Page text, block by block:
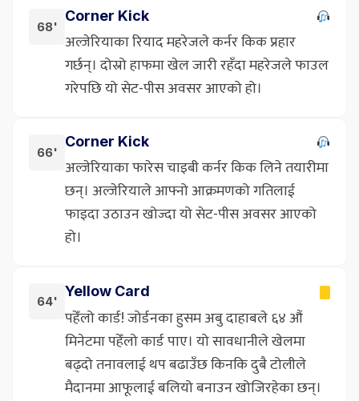
68'
Corner Kick
अल्जेरियाका रियाद महरेजले कर्नर किक प्रहार
गर्छन्। दोस्रो हाफमा खेल जारी रहँदा महरेजले फाउल
गरेपछि यो सेट-पीस अवसर आएको हो।
66'
Corner Kick
अल्जेरियाका फारेस चाइबी कर्नर किक लिने तयारीमा
छन्। अल्जेरियाले आफ्नो आक्रमणको गतिलाई
फाइदा उठाउन खोज्दा यो सेट-पीस अवसर आएको
हो।
64'
Yellow Card
पहेँलो कार्ड! जोर्डनका हुसम अबु दाहाबले ६४ औं
मिनेटमा पहेँलो कार्ड पाए। यो सावधानीले खेलमा
बढ्दो तनावलाई थप बढाउँछ किनकि दुबै टोलीले
मैदानमा आफूलाई बलियो बनाउन खोजिरहेका छन्।